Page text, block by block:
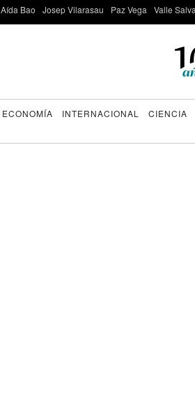
Aída Bao Josep Vilarasau Paz Vega Valle
ECONOMÍA INTERNACIONAL CIENCIA